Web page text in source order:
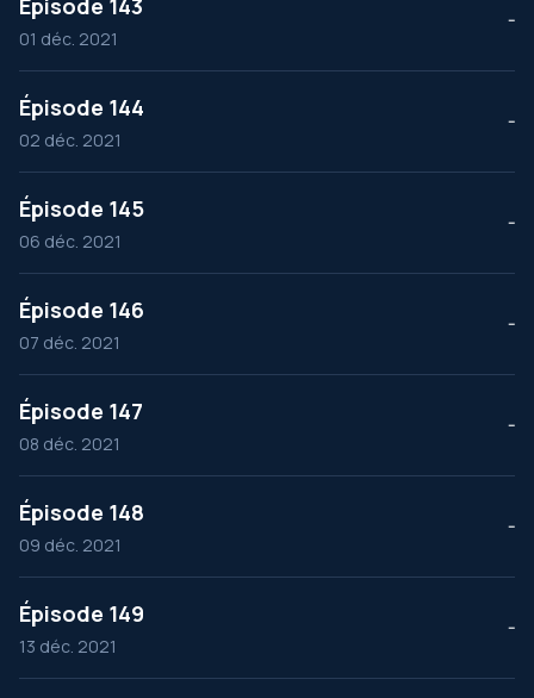
Épisode 143
01 déc. 2021
--
Épisode 144
02 déc. 2021
--
Épisode 145
06 déc. 2021
--
Épisode 146
07 déc. 2021
--
Épisode 147
08 déc. 2021
--
Épisode 148
09 déc. 2021
--
Épisode 149
13 déc. 2021
--